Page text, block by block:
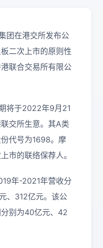
团在港交所发布公
二次上市的原则性
联合交易所有限公
将于2022年9月21
交所生意。其A类
代号为1698。摩
市的联络保荐人。
年-2021年营收分
、312亿元。该公
别为40亿元、42